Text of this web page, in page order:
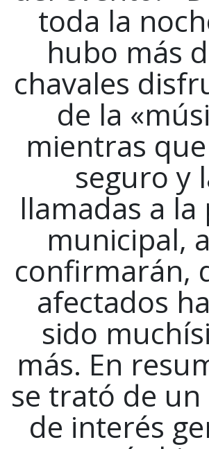
toda la
hubo más
chavales
de la
mientras
seguro y
llamadas a la
municipal,
confirmarán,
afectados
sido
más. En
se trató de un
de interés